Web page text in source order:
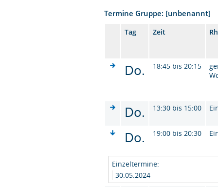
Termine Gruppe: [unbenannt]
Tag Zeit
Do. 18:45 bis 20:15
Do. 13:30 bis 15:00
Do. 19:00 bis 20:30
Einzeltermine:
30.05.2024